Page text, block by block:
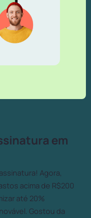
em
Agora,
acima de R$200
até 20%
Gostou da